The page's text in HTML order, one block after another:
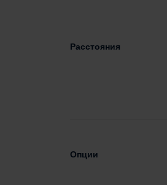
Расстояния
Опции